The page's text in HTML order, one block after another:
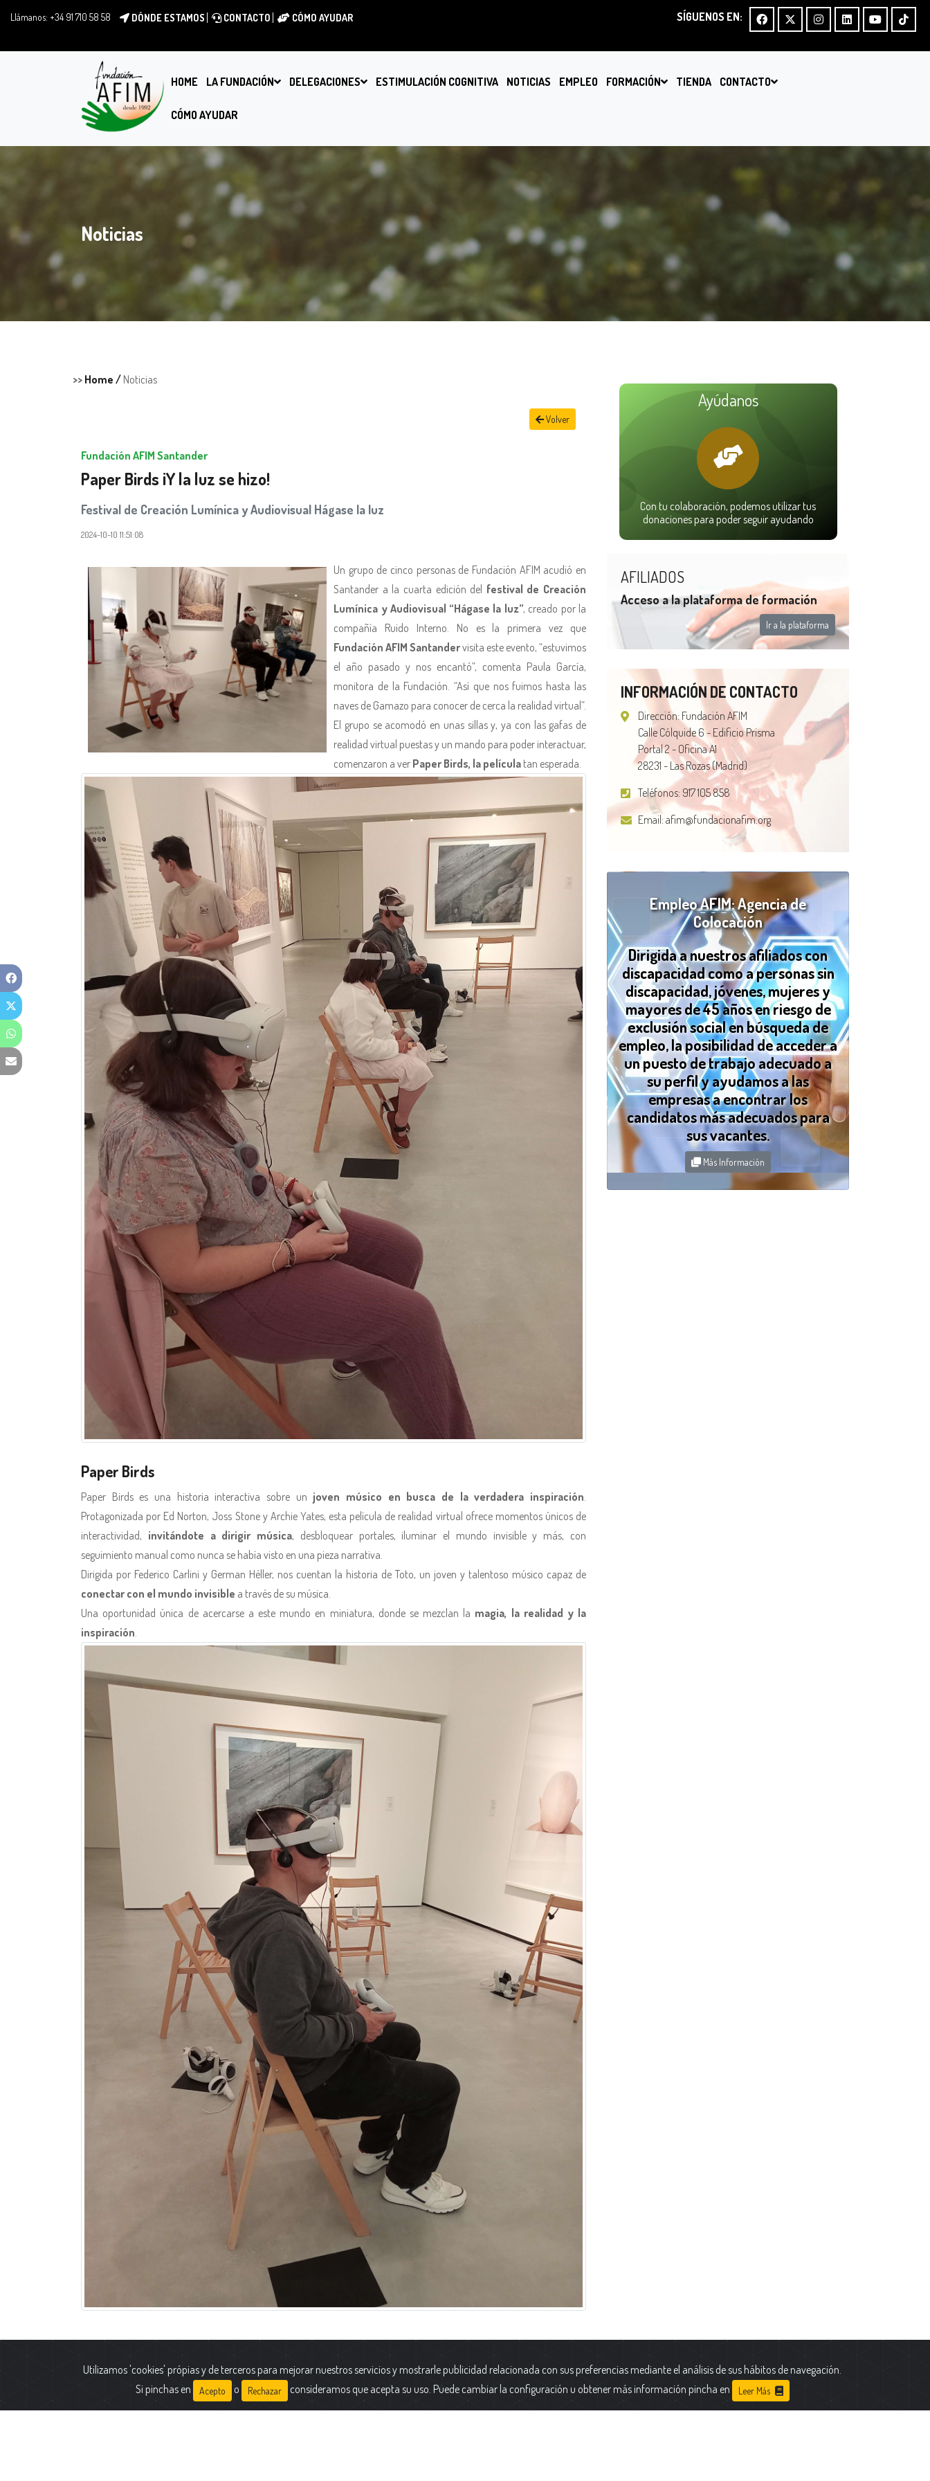
Llámanos: +34 91 710 58 58 DÓNDE ESTAMOS CONTACTO CÓMO AYUDAR SÍGUENOS EN:
HOME LA FUNDACIÓN DELEGACIONES ESTIMULACIÓN COGNITIVA NOTICIAS EMPLEO FORMACIÓN TIENDA CONTACTO
CÓMO AYUDAR
Noticias
>> Home / Noticias
Volver
Fundación AFIM Santander
Paper Birds ¡Y la luz se hizo!
Festival de Creación Lumínica y Audiovisual Hágase la luz
2024-10-10 11:51:08
Un grupo de cinco personas de Fundación AFIM acudió en
Santander a la cuarta edición del festival de Creación
Lumínica y Audiovisual “Hágase la luz”, creado por la
compañía Ruido Interno. No es la primera vez que
Fundación AFIM Santandervisita este evento, “estuvimos
el año pasado y nos encantó”, comenta Paula García,
monitora de la Fundación. “Así que nos fuimos hasta las
naves de Gamazo para conocer de cerca la realidad virtual”.
El grupo se acomodó en unas sillas y, ya con las gafas de
realidad virtual puestas y un mando para poder interactuar,
comenzaron a ver Paper Birds, la película tan esperada.
Paper Birds
Paper Birds es una historia interactiva sobre un joven músico en busca de la verdadera inspiración
Protagonizada por Ed Norton, Joss Stone y Archie Yates, esta película de realidad virtual ofrece momentos únicos de
interactividad, invitándote a dirigir música, desbloquear portales, iluminar el mundo invisible y más, con
seguimiento manual como nunca se había visto en una pieza narrativa.
Dirigida por Federico Carlini y German Héller, nos cuentan la historia de Toto, un joven y talentoso músico capaz de
conectar con el mundo invisible a través de su música.
Una oportunidad única de acercarse a este mundo en miniatura, donde se mezclan la magia, la realidad y la
inspiración
Ayúdanos
Con tu colaboración, podemos utilizar tus
donaciones para poder seguir ayudando
AFILIADOS
Acceso a la plataforma de formación
Ir a la plataforma
INFORMACIÓN DE CONTACTO
Dirección: Fundación AFIM
Calle Cólquide 6 - Edificio Prisma
Portal 2 - Oficina A1
28231 - Las Rozas (Madrid)
Teléfonos: 917 105 858
Email: afim@fundacionafim.org
Empleo AFIM: Agencia de
Colocación
Dirigida a nuestros afiliados con
discapacidad como a personas sin
discapacidad, jóvenes, mujeres y
mayores de 45 años en riesgo de
exclusión social en búsqueda de
empleo, la posibilidad de acceder a
un puesto de trabajo adecuado a
su perfil y ayudamos a las
empresas a encontrar los
candidatos más adecuados para
sus vacantes.
Más Información
Utilizamos 'cookies' própias y de terceros para mejorar nuestros servicios y mostrarle publicidad relacionada con sus preferencias mediante el análisis de sus hábitos de navegación.
Si pinchas en
Acepto o Rechazar consideramos que acepta su uso. Puede cambiar la configuración u obtener más información pincha en Leer Más
Política y Protección de Datos |Datos
Identificativos |Canal Interno de
Información – Ley 2/2023|Alta Boletin
Fundación AFIM.
Calle Cólquide 6 - Edificio Prisma - Portal
2 - Oficina A1